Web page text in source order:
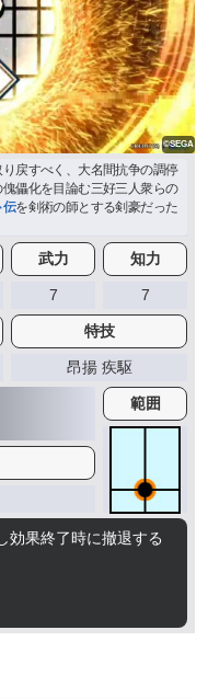
戻すべく、大名間抗争の調停
儡化を目論む三好三人衆らの
伝を剣術の師とする剣豪だった
武力 知力
7 7
特技
昂揚 疾駆
範囲
効果終了時に撤退する